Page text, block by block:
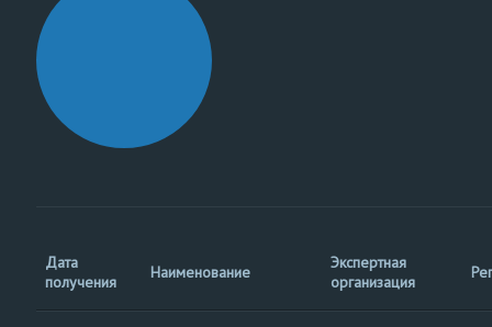
Дата
получения
Наименование
Экспертная
организация